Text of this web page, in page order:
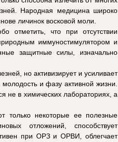
Народная медицина широко
личинок восковой моли.
отметить, что при отсутствии
иммуностимулятором и
защитные силы, изначально
но активизирует и усиливает
и фазу активной жизни.
не в химических лабораториях, а
только некоторые ее полезные
отложений, способствует
при ОРЗ и ОРВИ, облегчает